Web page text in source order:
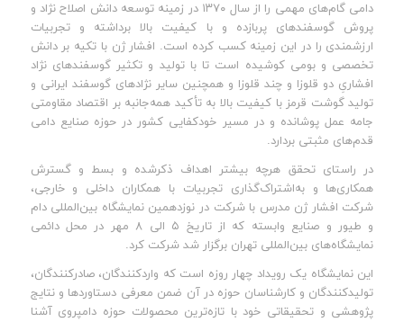
دامی گام‌های مهمی را از سال ۱۳۷۰ در زمینه توسعه دانش اصلاح نژاد و
پروش گوسفندهای پربازده و با کیفیت بالا برداشته و تجربیات
ارزشمندی را در این زمینه کسب کرده است. افشار ژن با تکیه بر دانش
تخصصی و بومی کوشیده است تا با تولید و تکثیر گوسفندهای نژاد
افشاریِ دو قلوزا و چند قلوزا و همچنین سایر نژادهای گوسفند ایرانی و
تولید گوشت قرمز با کیفیت بالا به تأکید همه‌جانبه بر اقتصاد مقاومتی
جامه عمل پوشانده و در مسیر خودکفایی کشور در حوزه صنایع دامی
قدم‌های مثبتی بردارد.
در راستای تحقق هرچه بیشتر اهداف ذکرشده و بسط و گسترش
همکاری‌ها و به‌اشتراک‌گذاری تجربیات با همکاران داخلی و خارجی،
شرکت افشار ژن مدرس با شرکت در نوزدهمین نمایشگاه بین‌المللی دام
و طیور و صنایع وابسته که از تاریخ ۵ الی ۸ مهر در محل دائمی
نمایشگاه‌های بین‌المللی تهران برگزار شد شرکت کرد.
این نمایشگاه یک رویداد چهار روزه است که واردکنندگان، صادرکنندگان،
تولیدکنندگان و کارشناسان حوزه در آن ضمن معرفی دستاوردها و نتایج
پژوهشی و تحقیقاتی خود با تازه‌ترین محصولات حوزه دامپروی آشنا